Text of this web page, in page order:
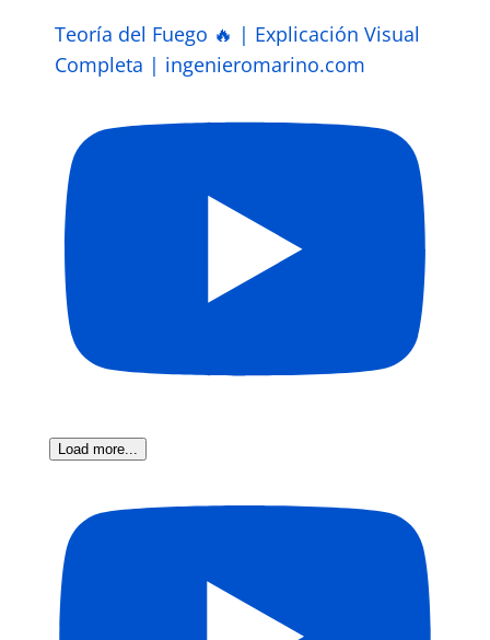
Teoría del Fuego 🔥 | Explicación Visual
Completa | ingenieromarino.com
Load more...